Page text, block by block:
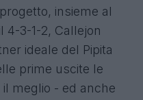
insieme al
4-3-1-2, Callejon
ideale del Pipita
prime uscite le
meglio - ed anche